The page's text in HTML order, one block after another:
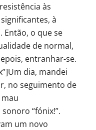
às
à
Então, o que se
de normal,
entranhar-se.
dia, mandei
no seguimento de
“fónix!”.
um novo